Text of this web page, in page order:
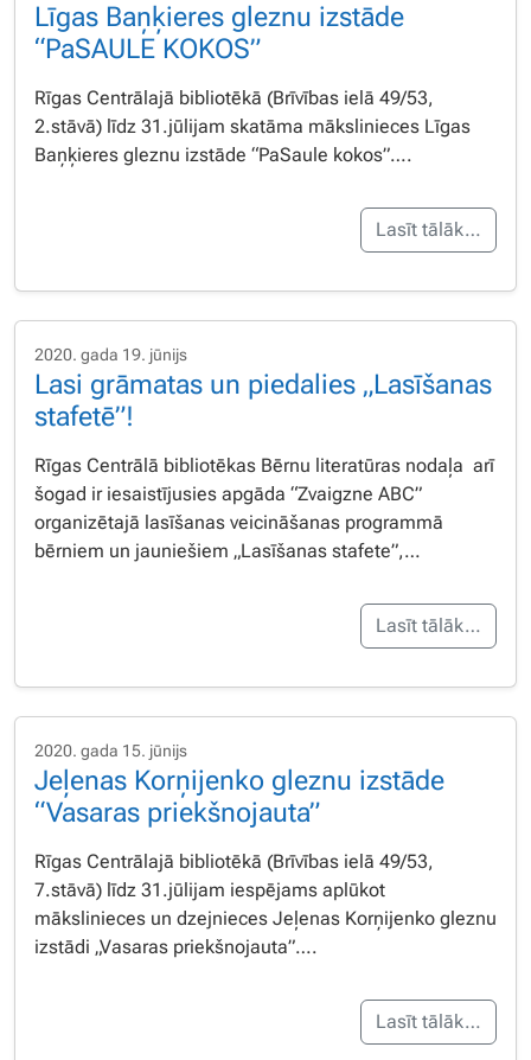
Līgas Baņķieres gleznu izstāde
“PaSAULE KOKOS”
Rīgas Centrālajā bibliotēkā (Brīvības ielā 49/53,
2.stāvā) līdz 31.jūlijam skatāma mākslinieces Līgas
Baņķieres gleznu izstāde “PaSaule kokos”….
Lasīt tālāk…
2020. gada 19. jūnijs
Lasi grāmatas un piedalies „Lasīšanas
stafetē”!
Rīgas Centrālā bibliotēkas Bērnu literatūras nodaļa arī
šogad ir iesaistījusies apgāda “Zvaigzne ABC”
organizētajā lasīšanas veicināšanas programmā
bērniem un jauniešiem „Lasīšanas stafete”,…
Lasīt tālāk…
2020. gada 15. jūnijs
Jeļenas Korņijenko gleznu izstāde
“Vasaras priekšnojauta”
Rīgas Centrālajā bibliotēkā (Brīvības ielā 49/53,
7.stāvā) līdz 31.jūlijam iespējams aplūkot
mākslinieces un dzejnieces Jeļenas Korņijenko gleznu
izstādi „Vasaras priekšnojauta”….
Lasīt tālāk…